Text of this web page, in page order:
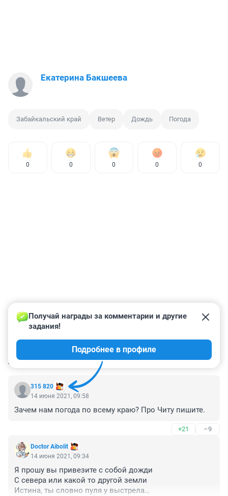
Екатерина Бакшеева
Забайкальский край Ветер Дождь Погода
0 0 0 0 0
КОММЕНТАРИИ 3
315 820
Получай награды за комментарии и другие
задания!
Подробнее в профиле
14 июня 2021, 09:58
Зачем нам погода по всему краю? Про Читу пишите.
+21 –9
Doctor Aibolit
14 июня 2021, 09:34
Я прошу вы привезите с собой дожди
С севера или какой то другой земли
Истина, ты словно пуля у выстрела